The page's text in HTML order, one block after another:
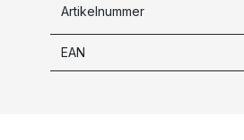
Artikelnummer
EAN